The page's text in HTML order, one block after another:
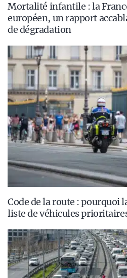
Mortalité infantile : la
européen, un rapport
de dégradation
Code de la route : pourquoi
liste de véhicules